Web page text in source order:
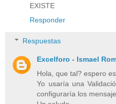
EXISTE
Responder
Respuestas
Excelforo - Ismael
Hola, que tal? espero
Yo usaría una
configuraría los